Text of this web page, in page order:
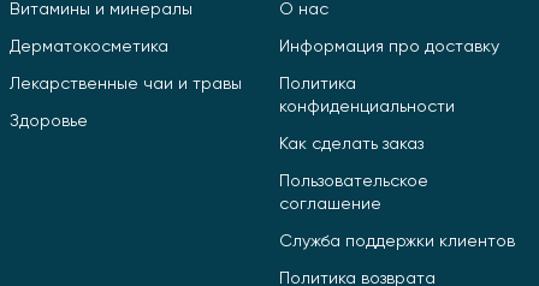
Витамины и минералы
Дерматокосметика
Лекарственные чаи и травы
Здоровье
О нас
Информация про доставку
Политика
конфиденциальности
Как сделать заказ
Пользовательское
соглашение
Служба поддержки клиентов
Политика возврата